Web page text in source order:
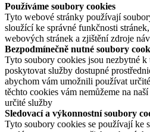
Používáme soubory cookies
Tyto webové stránky používají
sloužící ke správné funkčnosti
webových stránek a zjištění zdroje
Bezpodmínečně nutné soubory
Tyto soubory cookies jsou nezbytné
poskytovat služby dostupné
abychom vám umožnili používat
těchto cookies vám nemůžeme na
určité služby
Sledovací a výkonnostní soubory
Tyto soubory cookies se používají ke